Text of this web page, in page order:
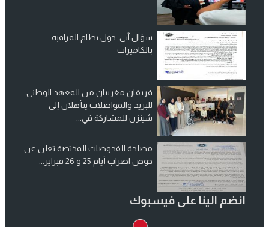
سؤال آني: حول نظام المراقبة
بالكاميرات
فريقان مغربيان من المعهد الوطني
للبريد والمواصلات يتأهلان إلى
شينزن للمشاركة في...
مصلحة الفحوصات المختصة تعلن عن
خوض اضراب أيام 25 و 26 فبراير...
انضم الينا على فيسبوك